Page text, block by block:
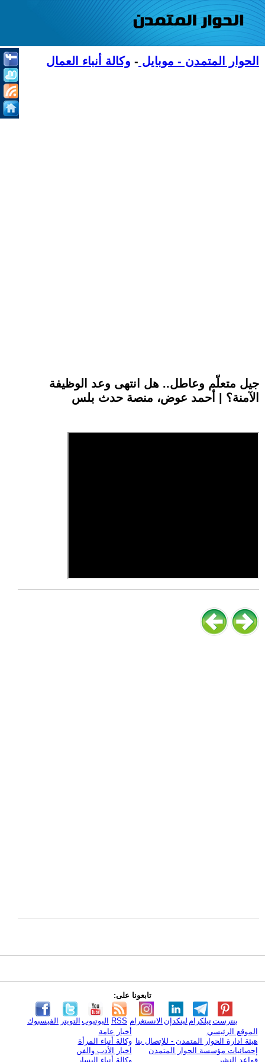
الحوار المتمدن - موبايل - وكالة أنباء العمال
جيل متعلّم وعاطل.. هل انتهى وعد الوظيفة
الآمنة؟ | أحمد عوض، منصة حدث بلس
تابعونا على:
الفيسبوك التويتر اليوتيوب RSS الانستغرام لينكدإن تيلكرامبنترست
الموقع الرئيسي
هيئة ادارة الحوار المتمدن - للإتصال بنا
إحصائيات مؤسسة الحوار المتمدن
قواعد النشر
أخبار عامة
وكالة أنباء المرأة
اخبار الأدب والفن
وكالة أنباء اليسار